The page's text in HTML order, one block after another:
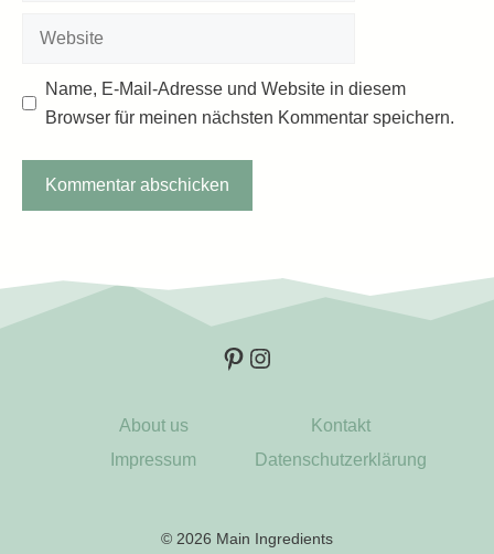
Name, E-Mail-Adresse und Website in diesem
Browser für meinen nächsten Kommentar speichern.
Pinterest
Instagram
About us
Kontakt
Impressum
Datenschutzerklärung
© 2026 Main Ingredients